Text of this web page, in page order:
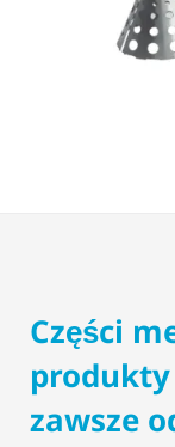
Części
zawsze